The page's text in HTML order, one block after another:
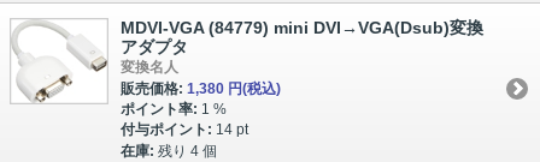
MDVI-VGA (84779) mini DVI→VGA(Dsub)変換
アダプタ
変換名人
販売価格: 1,380 円(税込)
ポイント率: 1 %
付与ポイント: 14 pt
在庫: 残り 4 個